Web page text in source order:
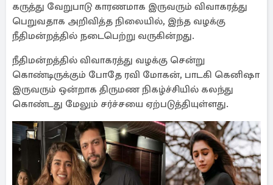
கருத்து வேறுபாடு காரணமாக இருவரும் விவாகரத்து
பெறுவதாக அறிவித்த நிலையில், இந்த வழக்கு
நீதிமன்றத்தில் நடைபெற்று வருகின்றது.
நீதிமன்றத்தில் விவாகரத்து வழக்கு சென்று
கொண்டிருக்கும் போதே ரவி மோகன், பாடகி கெனிஷா
இருவரும் ஒன்றாக திருமண நிகழ்ச்சியில் கலந்து
கொண்டது மேலும் சர்ச்சயை ஏற்படுத்தியுள்ளது.